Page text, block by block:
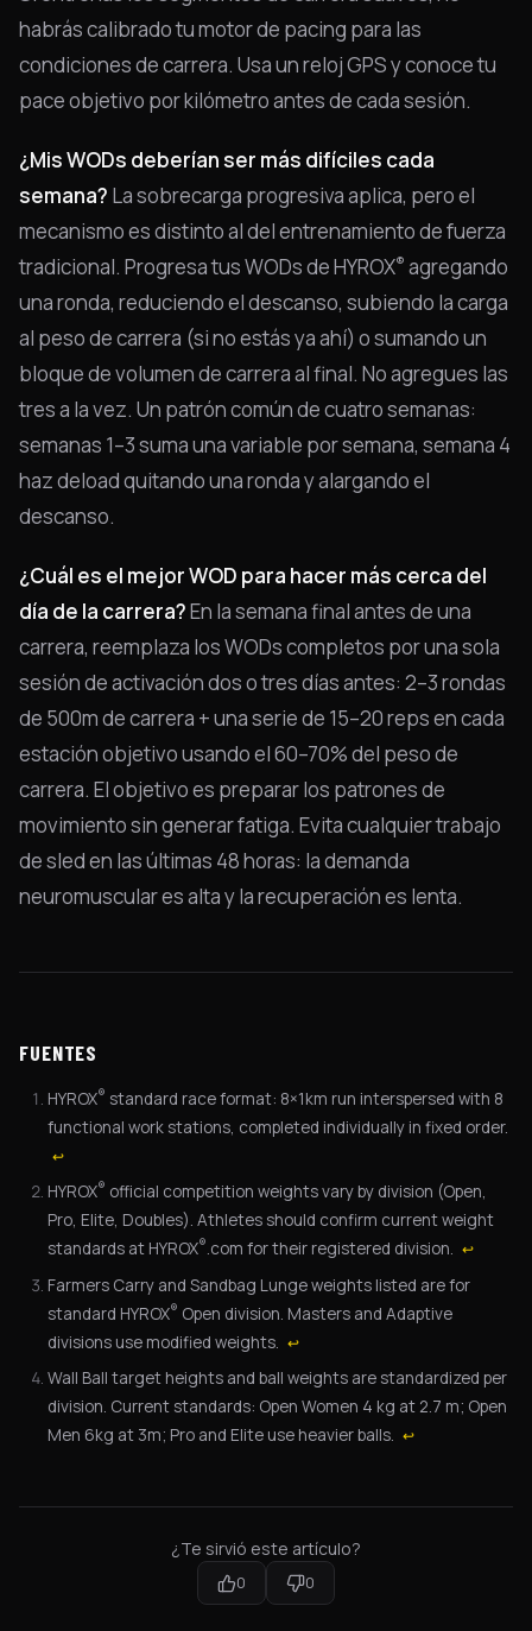
habrás calibrado tu motor de pacing para las
condiciones de carrera. Usa un reloj GPS y conoce tu
pace objetivo por kilómetro antes de cada sesión.
¿Mis WODs deberían ser más difíciles cada
semana? La sobrecarga progresiva aplica, pero el
mecanismo es distinto al del entrenamiento de fuerza
tradicional. Progresa tus WODs de HYROX® agregando
una ronda, reduciendo el descanso, subiendo la carga
al peso de carrera (si no estás ya ahí) o sumando un
bloque de volumen de carrera al final. No agregues las
tres a la vez. Un patrón común de cuatro semanas:
semanas 1–3 suma una variable por semana, semana 4
haz deload quitando una ronda y alargando el
descanso.
¿Cuál es el mejor WOD para hacer más cerca del
día de la carrera?En la semana final antes de una
carrera, reemplaza los WODs completos por una sola
sesión de activación dos o tres días antes: 2–3 rondas
de 500m de carrera + una serie de 15–20 reps en cada
estación objetivo usando el 60–70% del peso de
carrera. El objetivo es preparar los patrones de
movimiento sin generar fatiga. Evita cualquier trabajo
de sled en las últimas 48 horas: la demanda
neuromuscular es alta y la recuperación es lenta.
FUENTES
HYROX® standard race format: 8×1km run interspersed with 8
functional work stations, completed individually in fixed order.
↩
HYROX® official competition weights vary by division (Open,
Pro, Elite, Doubles). Athletes should confirm current weight
standards at HYROX®.com for their registered division. ↩
Farmers Carry and Sandbag Lunge weights listed are for
standard HYROX® Open division. Masters and Adaptive
divisions use modified weights. ↩
Wall Ball target heights and ball weights are standardized per
division. Current standards: Open Women 4 kg at 2.7 m; Open
Men 6kg at 3m; Pro and Elite use heavier balls. ↩
¿Te sirvió este artículo?
0 0